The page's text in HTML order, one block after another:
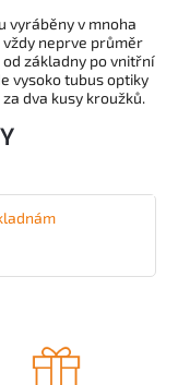
vyráběny v mnoha
vždy neprve průměr
základny po vnitřní
vysoko tubus optiky
dva kusy kroužků.